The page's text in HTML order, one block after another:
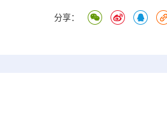
分享：